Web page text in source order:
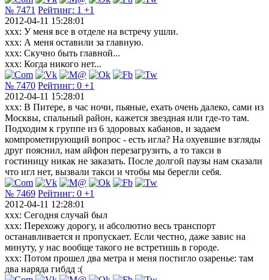
№ 7471 Рейтинг: 1 +1
2012-04-11 15:28:01
xxx: У меня все в отделе на встречу ушли.
xxx: А меня оставили за главную.
xxx: Скучно быть главной...
xxx: Когда никого нет...
№ 7470 Рейтинг: 0 +1
2012-04-11 15:28:01
xxx: В Питере, в час ночи, пьяные, ехать очень далеко, сами из
Москвы, спальный район, кажется звездная или где-то там.
Подходим к группе из 6 здоровых кабанов, и задаем
компрометирующий вопрос - есть игла? На охуевшие взгляды
друг пояснил, нам айфон перезагрузить, а то такси в
гостиницу никак не заказать. После долгой паузы нам сказали
что игл нет, вызвали такси и чтобы мы берегли себя.
№ 7469 Рейтинг: 0 +1
2012-04-11 12:28:01
xxx: Сегодня случай был
xxx: Перехожу дорогу, и абсолютно весь транспорт
останавливается и пропускает. Если честно, даже завис на
минуту, у нас вообще такого не встретишь в городе.
xxx: Потом прошел два метра и меня постигло озаренье: там
два наряда гибдд :(